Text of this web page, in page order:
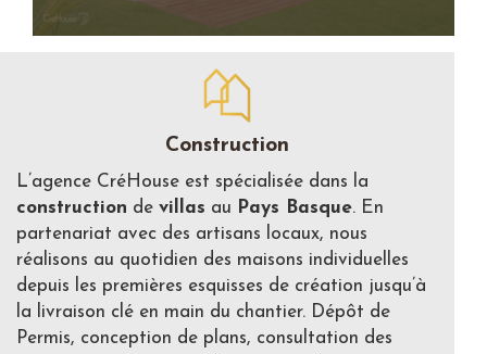
Construction
L’agence CréHouse est spécialisée dans la
construction de villas au Pays Basque. En
partenariat avec des artisans locaux, nous
réalisons au quotidien des maisons individuelles
depuis les premières esquisses de création jusqu’à
la livraison clé en main du chantier. Dépôt de
Permis, conception de plans, consultation des